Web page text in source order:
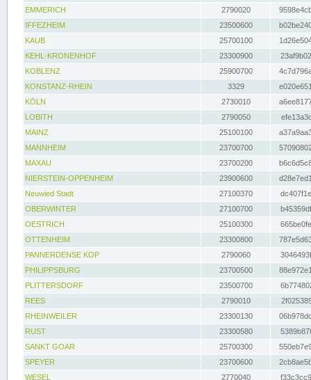
EMMERICH
2790020
IFFEZHEIM
23500600
KAUB
25700100
KEHL-KRONENHOF
23300900
KOBLENZ
25900700
KONSTANZ-RHEIN
3329
KÖLN
2730010
LOBITH
2790050
MAINZ
25100100
MANNHEIM
23700700
MAXAU
23700200
NIERSTEIN-OPPENHEIM
23900600
Neuwied Stadt
27100370
OBERWINTER
27100700
OESTRICH
25100300
OTTENHEIM
23300800
PANNERDENSE KOP
2790060
PHILIPPSBURG
23700500
PLITTERSDORF
23500700
REES
2790010
RHEINWEILER
23300130
RUST
23300580
SANKT GOAR
25700300
SPEYER
23700600
WESEL
2770040